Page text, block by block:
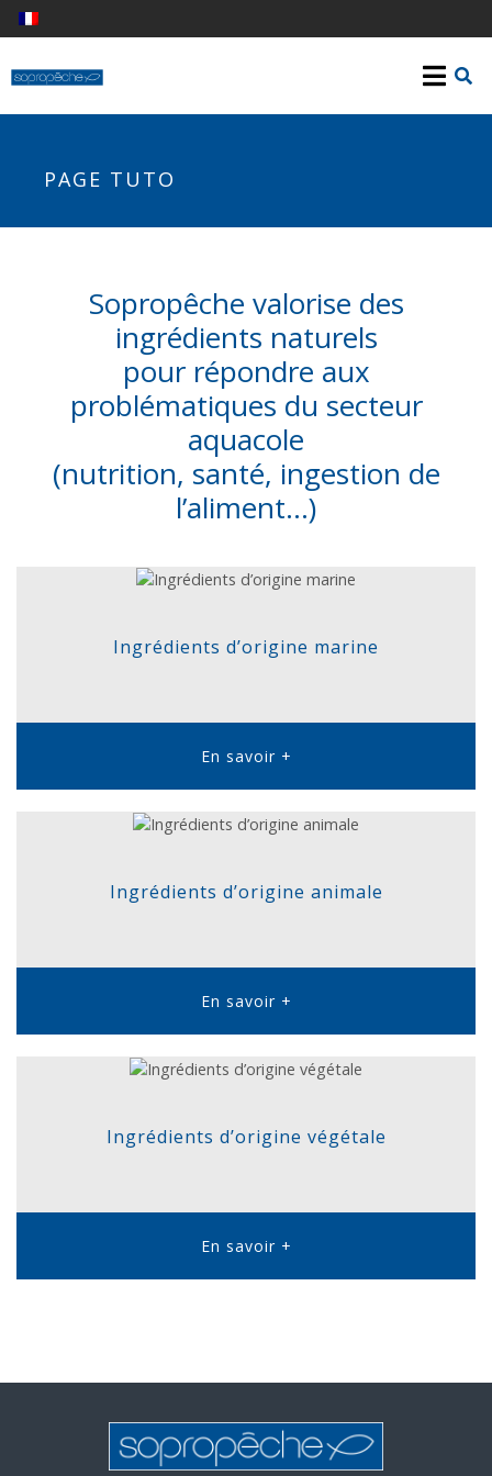
PAGE TUTO
Sopropêche valorise des
ingrédients naturels
pour répondre aux
problématiques du secteur
aquacole
(nutrition, santé, ingestion de
l’aliment…)
Ingrédients d’origine marine
En savoir +
Ingrédients d’origine animale
En savoir +
Ingrédients d’origine végétale
En savoir +